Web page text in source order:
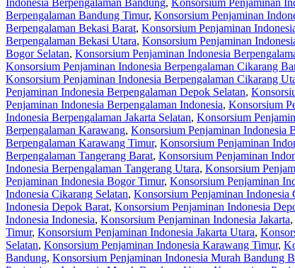
Indonesia Berpengalaman Bandung, Konsorsium Penjaminan
Berpengalaman Bandung Timur, Konsorsium Penjaminan
Berpengalaman Bekasi Barat, Konsorsium Penjaminan
Berpengalaman Bekasi Utara, Konsorsium Penjaminan
Bogor Selatan, Konsorsium Penjaminan Indonesia
Konsorsium Penjaminan Indonesia Berpengalaman Cikarang
Konsorsium Penjaminan Indonesia Berpengalaman Cikarang
Penjaminan Indonesia Berpengalaman Depok Selatan,
Penjaminan Indonesia Berpengalaman Indonesia, Konsorsium
Indonesia Berpengalaman Jakarta Selatan, Konsorsium
Berpengalaman Karawang, Konsorsium Penjaminan Indonesia
Berpengalaman Karawang Timur, Konsorsium Penjaminan
Berpengalaman Tangerang Barat, Konsorsium Penjaminan
Indonesia Berpengalaman Tangerang Utara, Konsorsium
Penjaminan Indonesia Bogor Timur, Konsorsium Penjaminan
Indonesia Cikarang Selatan, Konsorsium Penjaminan Indonesia
Indonesia Depok Barat, Konsorsium Penjaminan Indonesia
Indonesia Indonesia, Konsorsium Penjaminan Indonesia Jakarta,
Timur, Konsorsium Penjaminan Indonesia Jakarta Utara,
Selatan, Konsorsium Penjaminan Indonesia Karawang Timur,
Bandung, Konsorsium Penjaminan Indonesia Murah Bandung